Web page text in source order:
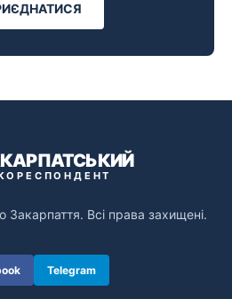
Закарпаття. Всі права захищені.
Telegram